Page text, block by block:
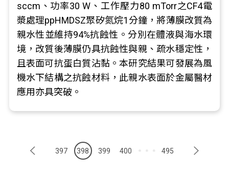
sccm、功率30 W、工作壓力80 mTorr之CF4電
漿處理ppHMDSZ聚矽氮烷1分鐘，將薄膜改質為
親水性並維持94%抗蝕性。分別在體液與海水環
境，改質後薄膜仍具抗蝕性與親、疏水穩定性，
且表面可抗蛋白質沾黏。本研究結果可發展為風
機水下結構之抗蝕材料，此親水表面於金屬醫材
應用亦具突破。
397 398 399 400 495